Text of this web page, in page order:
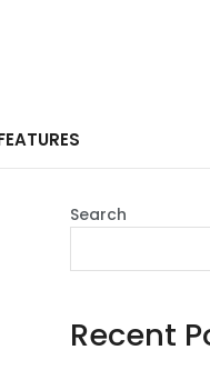
Search
Recent